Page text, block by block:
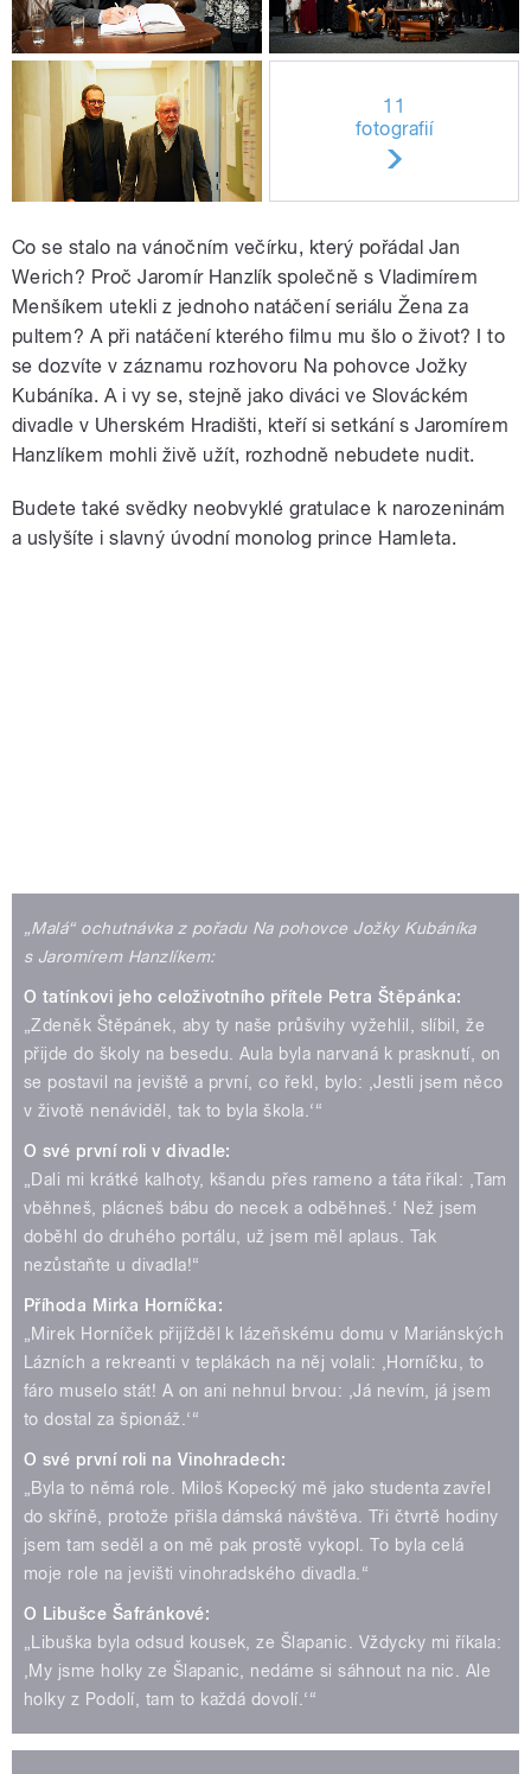
11
fotografií
Co se stalo na vánočním večírku, který pořádal Jan
Werich? Proč Jaromír Hanzlík společně s Vladimírem
Menšíkem utekli z jednoho natáčení seriálu Žena za
pultem? A při natáčení kterého filmu mu šlo o život? I to
se dozvíte v záznamu rozhovoru Na pohovce Jožky
Kubáníka. A i vy se, stejně jako diváci ve Slováckém
divadle v Uherském Hradišti, kteří si setkání s Jaromírem
Hanzlíkem mohli živě užít, rozhodně nebudete nudit.
Budete také svědky neobvyklé gratulace k narozeninám
a uslyšíte islavný úvodní monolog prince Hamleta.
„Malá“ ochutnávka z pořadu Na pohovce Jožky Kubáníka
s Jaromírem Hanzlíkem:
O tatínkovi jeho celoživotního přítele Petra Štěpánka:
„Zdeněk Štěpánek, aby ty naše průšvihy vyžehlil, slíbil, že
přijde do školy na besedu. Aula byla narvaná k prasknutí, on
se postavil na jeviště a první, co řekl, bylo: ‚Jestli jsem něco
v životě nenáviděl, tak to byla škola.‘“
O své první roli v divadle:
„Dali mi krátké kalhoty, kšandu přes rameno a táta říkal: ‚Tam
vběhneš, plácneš bábu do necek a odběhneš.‘ Než jsem
doběhl do druhého portálu, už jsem měl aplaus. Tak
nezůstaňte u divadla!“
Příhoda Mirka Horníčka:
„Mirek Horníček přijížděl k lázeňskému domu v Mariánských
Lázních a rekreanti v teplákách na něj volali: ‚Horníčku, to
fáro muselo stát! A on ani nehnul brvou: ‚Já nevím, já jsem
to dostal za špionáž.‘“
O své první roli na Vinohradech:
„Byla to němá role. Miloš Kopecký mě jako studenta zavřel
do skříně, protože přišla dámská návštěva. Tři čtvrtě hodiny
jsem tam seděl a on mě pak prostě vykopl. To byla celá
moje role na jevišti vinohradského divadla.“
O Libušce Šafránkové:
„Libuška byla odsud kousek, ze Šlapanic. Vždycky mi říkala:
‚My jsme holky ze Šlapanic, nedáme si sáhnout na nic. Ale
holky z Podolí, tam to každá dovolí.‘“